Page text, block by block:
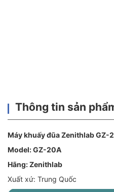
Thông tin sản
Máy khuấy đũa Zenithlab GZ-
Model: GZ-20A
Hãng: Zenithlab
Xuất xứ: Trung Quốc